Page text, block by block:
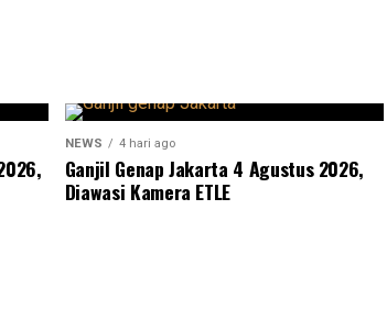
NEWS 4 hari ago
Ganjil Genap Jakarta 4 Agustus 2026,
Diawasi Kamera ETLE